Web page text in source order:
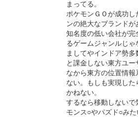
まってる。
ポケモンＧＯが成功
ンの絶大なブランドが
知名度の低い会社が
るゲームジャンルじゃ
ましてやインドア勢
と課金しない東方ユ
なから東方の位置情
ない。もしも実現し
かねない。
するなら移動しないで
モンス○やパズド○み